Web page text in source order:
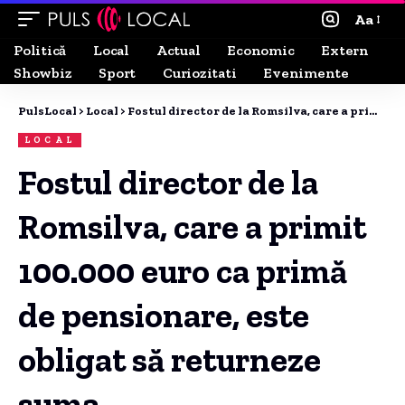
Aa
Politică
Local Actual Economic
Extern
Showbiz
Sport Curiozitati Evenimente
PulsLocal > Local > Fostul director de la Romsilva, care a primit 100.000 euro ca primă de pensionare, este obligat să returneze suma.
LOCAL
Fostul director de la
Romsilva, care a primit
100.000 euro ca primă
de pensionare, este
obligat să returneze